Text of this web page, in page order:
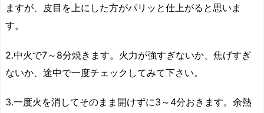
ますが、皮目を上にした方がパリッと仕上がると思いま
す。
2.中火で7～8分焼きます。火力が強すぎないか、焦げすぎ
ないか、途中で一度チェックしてみて下さい。
3.一度火を消してそのまま開けずに3～4分おきます。余熱